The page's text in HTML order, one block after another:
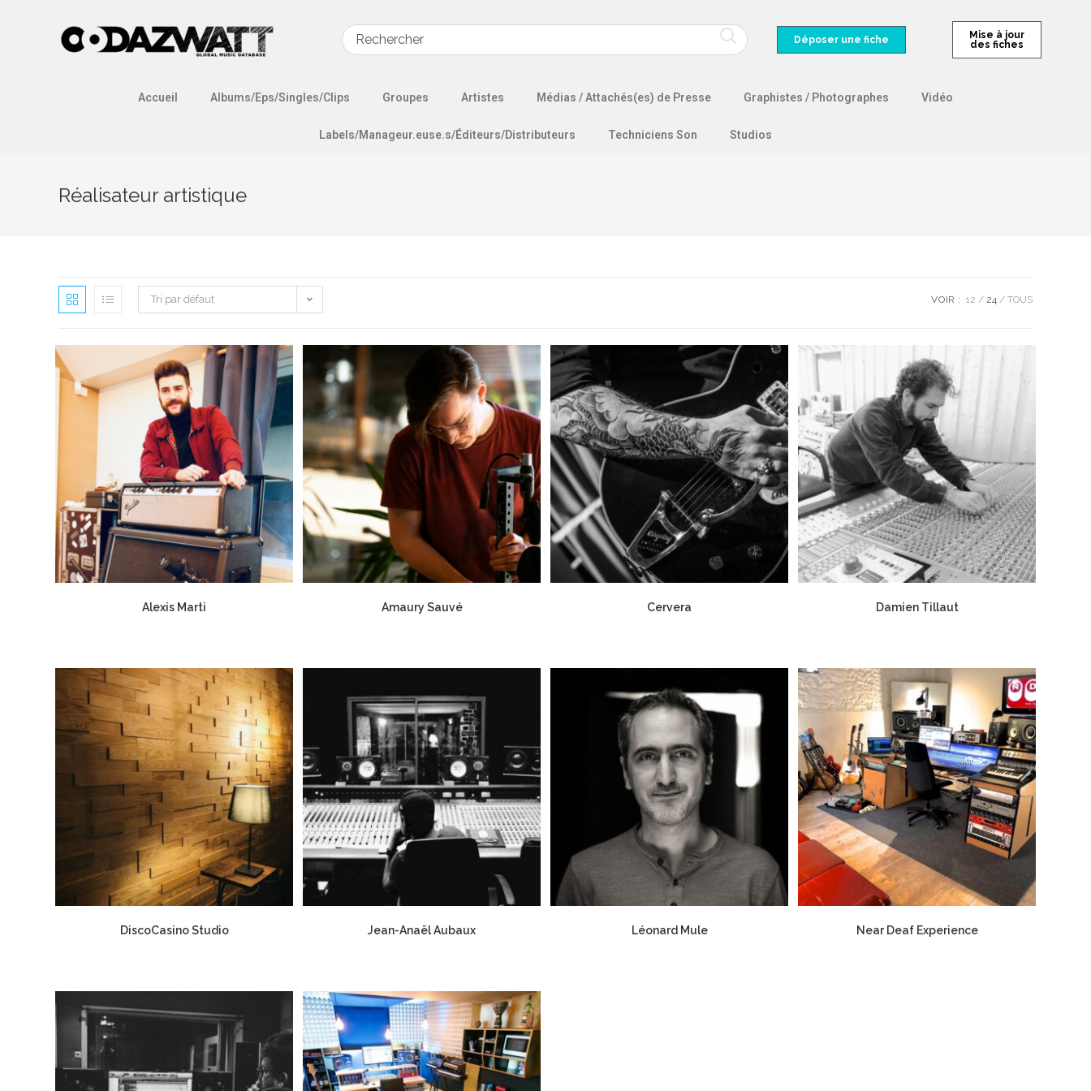
Déposer une fiche
Mise à jour
des fiches
Accueil Albums/Eps/Singles/Clips Groupes Artistes Médias / Attachés(es) de Presse Graphistes / Photographes Vidéo
Labels/Manageur.euse.s/Éditeurs/Distributeurs Techniciens Son Studios
Réalisateur artistique
Tri par défaut VOIR : 12 24 TOUS
Alexis Marti Amaury Sauvé Cervera Damien Tillaut
DiscoCasino Studio Jean-Anaël Aubaux Léonard Mule Near Deaf Experience